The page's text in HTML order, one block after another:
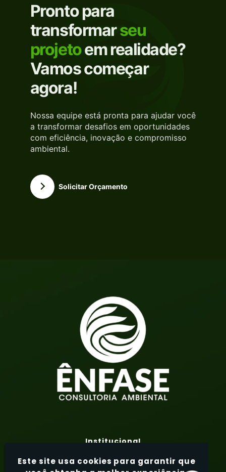
Pronto para
transformarseu
projetoem realidade?
Vamos começar
agora!
Nossa equipe está pronta para ajudar você
a transformar desafios em oportunidades
com eficiência, inovação e compromisso
ambiental.
Solicitar Orçamento
Institucional
Home
Este site usa cookies para garantir que